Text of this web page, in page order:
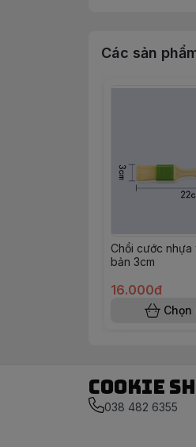
Các sản
Chổi cước nhựa
bản 3cm
16.000đ
Chọn
Cookie
038 482 6355